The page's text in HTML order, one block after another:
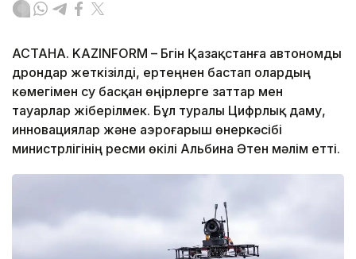
АСТАНА. KAZINFORM – Бүгін Қазақстанға автономды
дрондар жеткізілді, ертеңнен бастап олардың
көмегімен су басқан өңірлерге заттар мен
тауарлар жіберілмек. Бұл туралы Цифрлық даму,
инновациялар және аэроғарыш өнеркәсібі
министрлігінің ресми өкілі Альбина Әтен мәлім етті.